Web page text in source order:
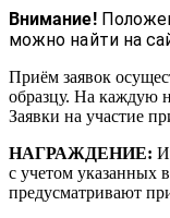
Внимание!
можно найти на
Приём заявок
образцу. На каждую
Заявки на участие
НАГРАЖДЕНИЕ:
с учетом указанных
предусматривают